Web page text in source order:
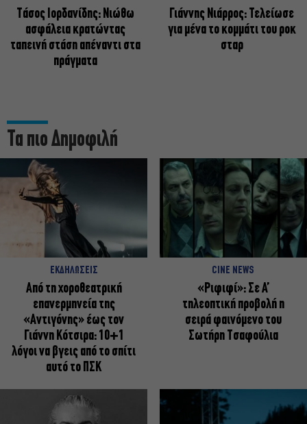
Tάσος Ιορδανίδης: Νιώθω
ασφάλεια κρατώντας
ταπεινή στάση απέναντι στα
πράγματα
Γιάννης Νιάρρος: Τελείωσε
για μένα το κομμάτι του ροκ
σταρ
Τα πιο Δημοφιλή
ΕΚΔΗΛΩΣΕΙΣ
Από τη χοροθεατρική
επανερμηνεία της
«Αντιγόνης» έως τον
Γιάννη Κότσιρα: 10+1
λόγοι να βγεις από το σπίτι
αυτό το ΠΣΚ
CINE NEWS
«Ριφιφί»: Σε Α’
τηλεοπτική προβολή η
σειρά φαινόμενο του
Σωτήρη Τσαφούλια